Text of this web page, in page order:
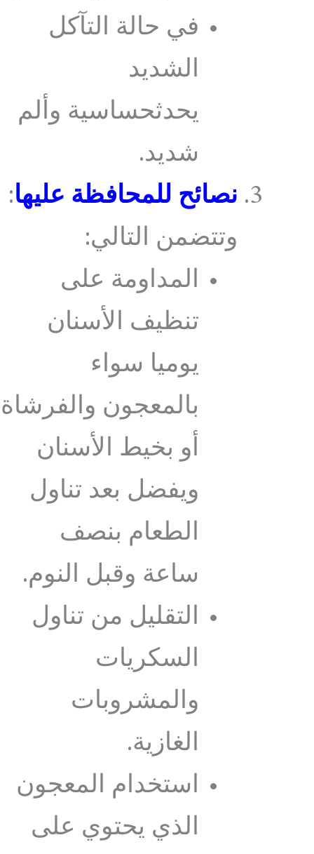
في حالة التآكل
الشديد
يحدثحساسية وألم
شديد.
نصائح للمحافظة عليها:
وتتضمن التالي:
المداومة على
تنظيف الأسنان
يوميا سواء
بالمعجون والفرشاة
أو بخيط الأسنان
ويفضل بعد تناول
الطعام بنصف
ساعة وقبل النوم.
التقليل من تناول
السكريات
والمشروبات
الغازية.
استخدام المعجون
الذي يحتوي على